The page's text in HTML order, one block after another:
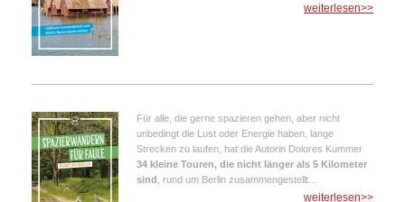
weiterlesen>>
Für alle, die gerne spazieren gehen, aber nicht
unbedingt die Lust oder Energie haben, lange
Strecken zu laufen, hat die Autorin Dolores Kummer
34 kleine Touren, die nicht länger als 5 Kilometer
sind , rund um Berlin zusammengestellt...
weiterlesen>>